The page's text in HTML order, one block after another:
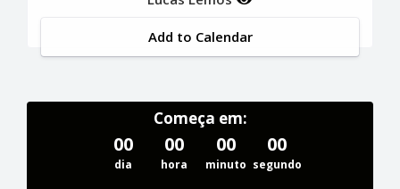
Add to Calendar
Começa em:
00
dia
00
hora
00
minuto
00
segundo